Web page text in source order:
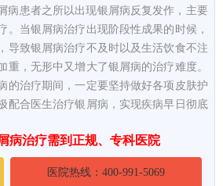
病患者之所以出现银屑病反复发作，主要
。当银屑病治疗出现阶段性成果的时候，
导致银屑病治疗不及时以及生活饮食不注
重，无形中又增大了银屑病的治疗难度。
的治疗期间，一定要坚持做好各项皮肤护
配合医生治疗银屑病，实现疾病早日彻底
病治疗需到正规、专科医院
医院热线：400-991-5069